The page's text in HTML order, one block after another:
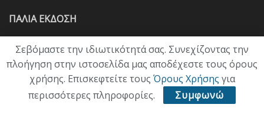
ΠΑΛΙΑ ΕΚΔΟΣΗ
Σεβόμαστε την ιδιωτικότητά σας. Συνεχίζοντας την
πλοήγηση στην ιστοσελίδα μας αποδέχεστε τους όρους
χρήσης. Επισκεφτείτε τους Όρους Χρήσης για
περισσότερες πληροφορίες.
Συμφωνώ